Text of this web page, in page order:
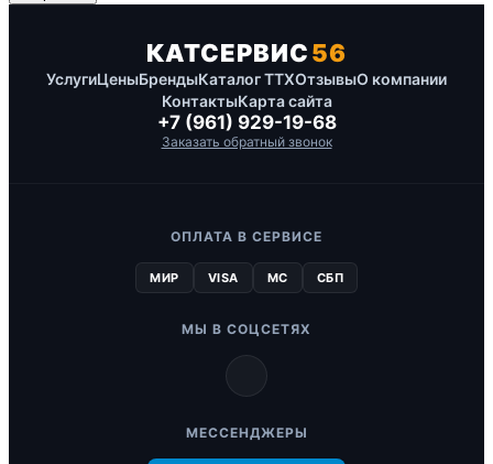
КАТСЕРВИС56
УслугиЦеныБрендыКаталог ТТХОтзывыО компании
КонтактыКарта сайта
+7 (961) 929-19-68
Заказать обратный звонок
ОПЛАТА В СЕРВИСЕ
МИР VISA MC СБП
МЫ В СОЦСЕТЯХ
МЕССЕНДЖЕРЫ